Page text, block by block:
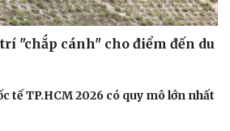
"chắp cánh" cho điểm đến du
tế TP.HCM 2026 có quy mô lớn nhất